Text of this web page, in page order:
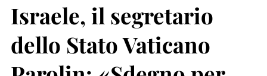
Israele, il segretario
dello Stato Vaticano